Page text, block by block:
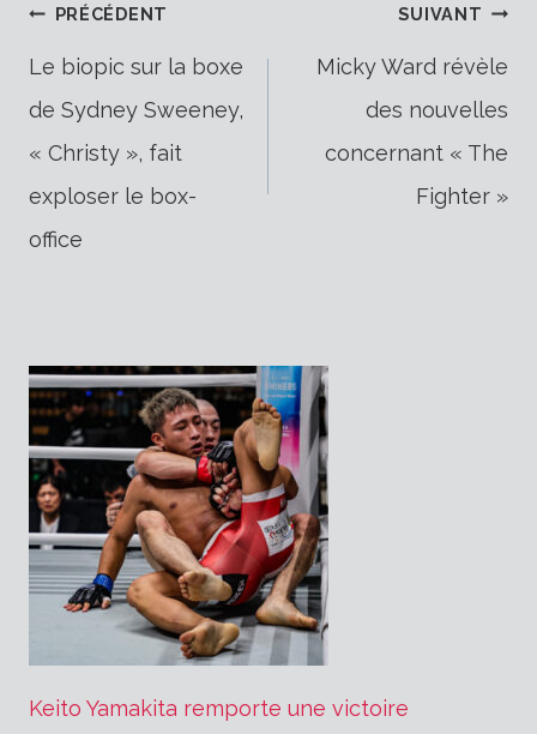
Navigation
de
l’article
PRÉCÉDENT
Le biopic sur la boxe
de Sydney Sweeney,
« Christy », fait
exploser le box-
office
SUIVANT
Micky Ward révèle
des nouvelles
concernant « The
Fighter »
Keito Yamakita remporte une victoire